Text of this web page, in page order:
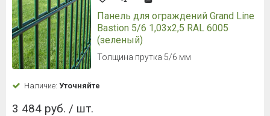
Панель для ограждений Grand Line
Bastion 5/6 1,03x2,5 RAL 6005
(зеленый)
Толщина прутка 5/6 мм
Наличие: Уточняйте
3 484 руб. / шт.